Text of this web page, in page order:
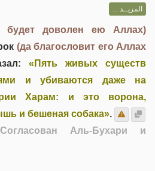
المزيــد ...
будет доволен ею Аллах)
(да благословит его Аллах
«Пять живых существ
и убиваются даже на
Харам: и это ворона,
и бешеная собака».
Аль-Бухари и